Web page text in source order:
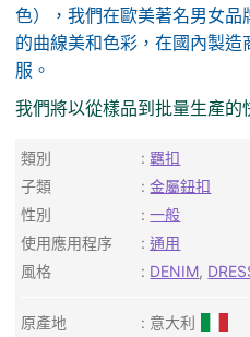
色），我們在歐美著名男女
的曲線美和色彩，在國內製
服。
我們將以從樣品到批量生產的
類別
羈扣
子類
金屬鈕扣
性別
一般
使用應用程序
通用
風格
DENIM,
原產地
意大利